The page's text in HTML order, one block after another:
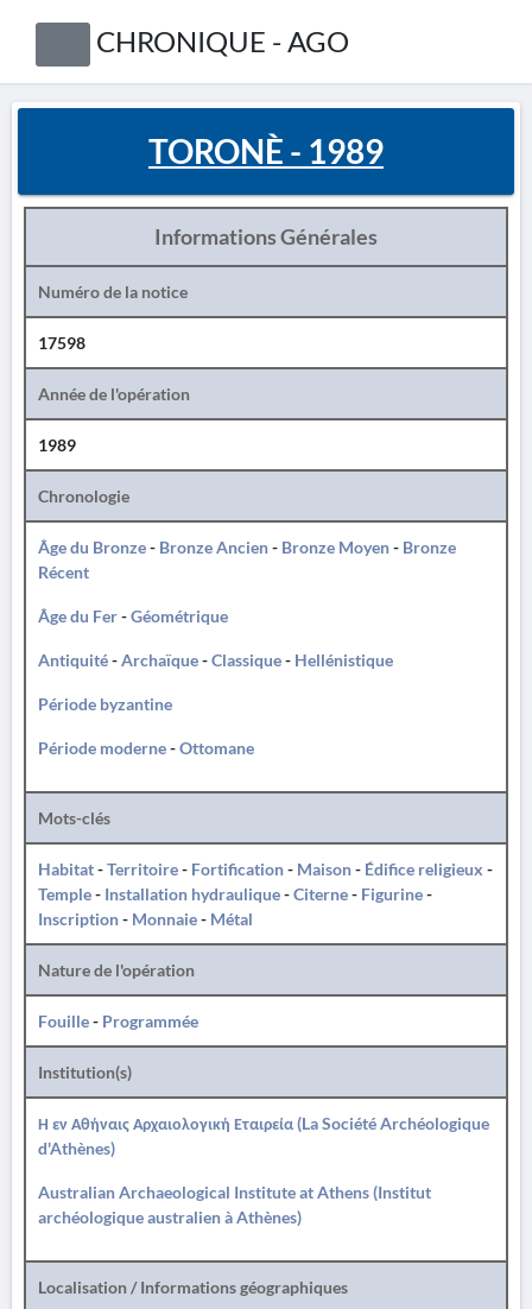
CHRONIQUE - AGO
TORONÈ - 1989
Informations Générales
Numéro de la notice
17598
Année de l'opération
1989
Chronologie
Âge du Bronze- Bronze Ancien- Bronze Moyen- Bronze
Récent
Âge du Fer-Géométrique
Antiquité-Archaïque-Classique- Hellénistique
Période byzantine
Période moderne-Ottomane
Mots-clés
Habitat-Territoire- Fortification- Maison- Édifice religieux -
Temple- Installation hydraulique-Citerne- Figurine-
Inscription- Monnaie- Métal
Nature de l'opération
Fouille- Programmée
Institution(s)
Η εν Αθήναις Αρχαιολογική Εταιρεία (La Société Archéologique
d'Athènes)
Australian Archaeological Institute at Athens (Institut
archéologique australien à Athènes)
Localisation / Informations géographiques